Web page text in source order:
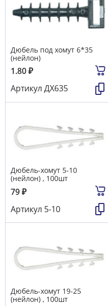
Дюбель под хомут 6*35
(нейлон)
1.80₽
Артикул ДХ635
Дюбель-хомут 5-10
(нейлон) , 100шт
79₽
Артикул 5-10
Дюбель-хомут 19-25
(нейлон) , 100шт